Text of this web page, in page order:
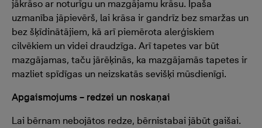
jākrāso ar noturīgu un mazgājamu krāsu. Īpaša
uzmanība jāpievērš, lai krāsa ir gandrīz bez smaržas un
bez šķīdinātājiem, kā arī piemērota alerģiskiem
cilvēkiem un videi draudzīga. Arī tapetes var būt
mazgājamas, taču jārēķinās, ka mazgājamās tapetes ir
mazliet spīdīgas un neizskatās sevišķi mūsdienīgi.
Apgaismojums – redzei un noskaņai
Lai bērnam nebojātos redze, bērnistabai jābūt gaišai.